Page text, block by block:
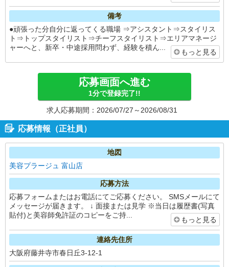
備考
●頑張った分自分に返ってくる職場 ⇒アシスタント⇒スタイリス
ト⇒トップスタイリスト⇒チーフスタイリスト⇒エリアマネージ
ャーへと、新卒・中途採用問わず、経験を積ん...
もっと見る
応募画面へ進む
1分で登録完了!!
求人応募期間：2026/07/27～2026/08/31
応募情報（正社員）
地図
美容プラージュ 富山店
応募方法
応募フォームまたはお電話にてご応募ください。 SMSメールにて
メッセージが届きます。 ↓ 面接または見学 ※当日は履歴書(写真
貼付)と美容師免許証のコピーをご持...
もっと見る
連絡先住所
大阪府藤井寺市春日丘3-12-1